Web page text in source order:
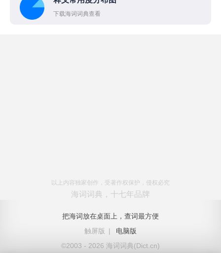
下载海词词典查看
以上内容独家创作，受著作权保护，侵权必究
海词词典，十七年品牌
把海词放在桌面上，查词最方便
触屏版
|
电脑版
©2003 - 2026 海词词典(Dict.cn)